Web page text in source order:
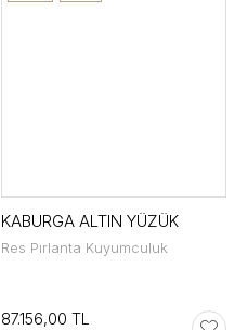
KABURGA ALTIN YÜZÜK
Res Pırlanta Kuyumculuk
87.156,00 TL